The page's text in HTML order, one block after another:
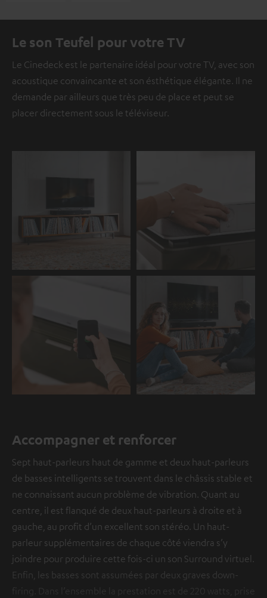
Le son Teufel pour votre TV
Le Cinedeck est le partenaire idéal pour votre TV, avec son
acoustique convaincante et son ésthétique élégante. Il ne
demande par ailleurs que très peu de place et peut se
placer directement sous le téléviseur.
Accompagner et renforcer
Sept haut-parleurs haut de gamme et deux haut-parleurs
de basses intelligents se trouvent dans le châssis stable et
ne connaissant aucun problème de vibration. Quant au
centre, il est flanqué de deux haut-parleurs à droite et à
gauche, au profit d’un excellent son stéréo. Un haut-
parleur supplémentaires de chaque côté viendra s’y
joindre pour produire cette fois-ci un son Surround virtuel.
Enfin, les basses sont assumées par deux graves down-
firing. Dans l’ensemble la prestation est de 220 watts, prise